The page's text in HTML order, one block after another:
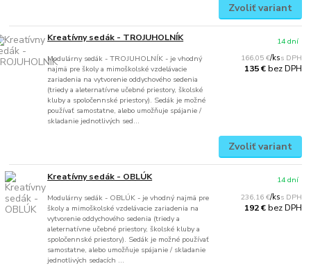
Zvoliť variant
Kreatívny sedák - TROJUHOLNÍK
Modulárny sedák - TROJUHOLNÍK - je vhodný
najmä pre školy a mimoškolské vzdelávacie
zariadenia na vytvorenie oddychového sedenia
(triedy a aleternatívne učebné priestory, školské
kluby a spoločennské priestory). Sedák je možné
používať samostatne, alebo umožňuje spájanie /
skladanie jednotlivých sed...
166,05 €/ks
135 €bez DPH
14 dní
Zvoliť variant
Kreatívny sedák - OBLÚK
Modulárny sedák - OBLÚK - je vhodný najmä pre
školy a mimoškolské vzdelávacie zariadenia na
vytvorenie oddychového sedenia (triedy a
aleternatívne učebné priestory, školské kluby a
spoločennské priestory). Sedák je možné používať
samostatne, alebo umožňuje spájanie / skladanie
jednotlivých sedacích ...
236,16 €/ks
192 €bez DPH
14 dní